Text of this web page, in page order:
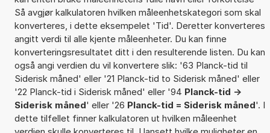
Så avgjør kalkulatoren hvilken måleenhetskategori som skal
konverteres, i dette eksempelet 'Tid'. Deretter konverteres
angitt verdi til alle kjente måleenheter. Du kan finne
konverteringsresultatet ditt i den resulterende listen. Du kan
også angi verdien du vil konvertere slik: '63 Planck-tid til
Siderisk måned' eller '21 Planck-tid to Siderisk måned' eller
'22 Planck-tid i Siderisk måned' eller '94 Planck-tid ->
Siderisk måned' eller '26 Planck-tid = Siderisk måned'. I
dette tilfellet finner kalkulatoren ut hvilken måleenhet